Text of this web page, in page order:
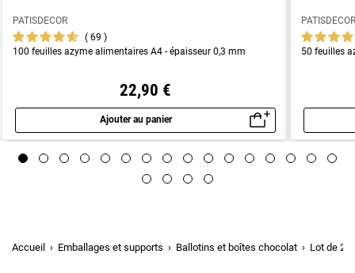
PATISDECOR
69
100 feuilles azyme alimentaires A4 - épaisseur 0,3 mm
22,90 €
Ajouter au panier
Aperçu rapide
50 feuilles
Accueil Emballages et supports Ballotins et boîtes chocolat Lot de 2